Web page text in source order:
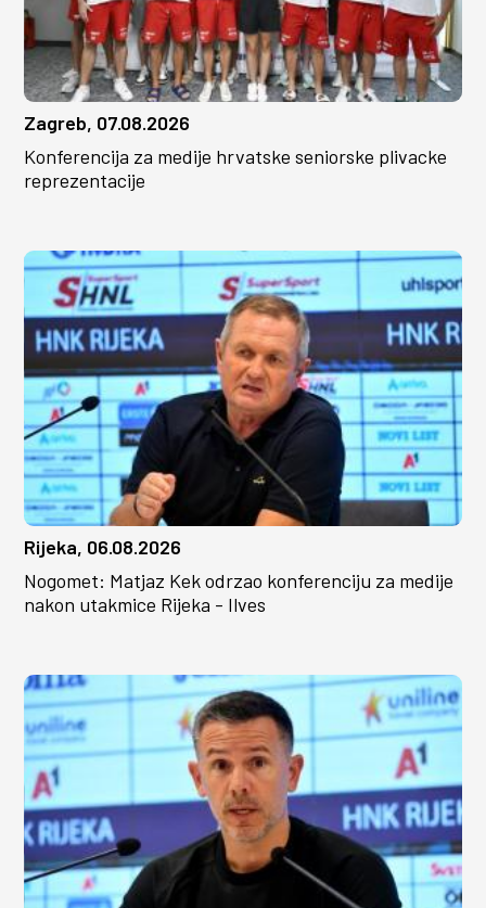
Zagreb, 07.08.2026
Konferencija za medije hrvatske seniorske plivacke
reprezentacije
Rijeka, 06.08.2026
Nogomet: Matjaz Kek odrzao konferenciju za medije
nakon utakmice Rijeka - Ilves